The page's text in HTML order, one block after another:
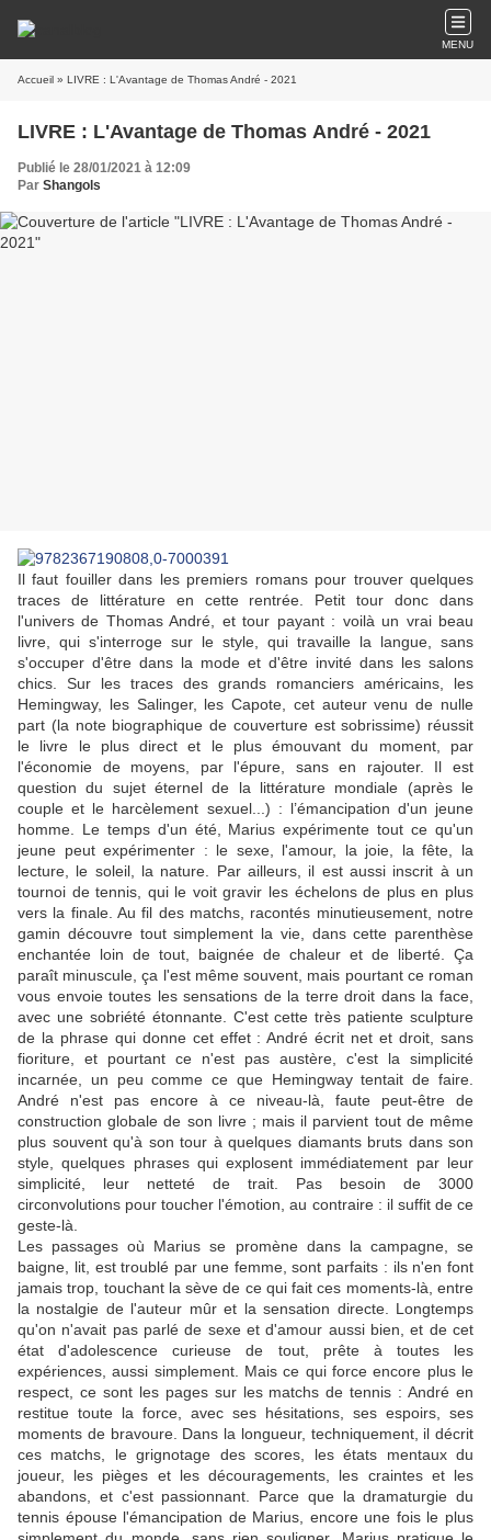
MENU
Accueil » LIVRE : L'Avantage de Thomas André - 2021
LIVRE : L'Avantage de Thomas André - 2021
Publié le 28/01/2021 à 12:09
Par Shangols
Il faut fouiller dans les premiers romans pour trouver quelques
traces de littérature en cette rentrée. Petit tour donc dans
l'univers de Thomas André, et tour payant : voilà un vrai beau
livre, qui s'interroge sur le style, qui travaille la langue, sans
s'occuper d'être dans la mode et d'être invité dans les salons
chics. Sur les traces des grands romanciers américains, les
Hemingway, les Salinger, les Capote, cet auteur venu de nulle
part (la note biographique de couverture est sobrissime) réussit
le livre le plus direct et le plus émouvant du moment, par
l'économie de moyens, par l'épure, sans en rajouter. Il est
question du sujet éternel de la littérature mondiale (après le
couple et le harcèlement sexuel...) : l’émancipation d'un jeune
homme. Le temps d'un été, Marius expérimente tout ce qu'un
jeune peut expérimenter : le sexe, l'amour, la joie, la fête, la
lecture, le soleil, la nature. Par ailleurs, il est aussi inscrit à un
tournoi de tennis, qui le voit gravir les échelons de plus en plus
vers la finale. Au fil des matchs, racontés minutieusement, notre
gamin découvre tout simplement la vie, dans cette parenthèse
enchantée loin de tout, baignée de chaleur et de liberté. Ça
paraît minuscule, ça l'est même souvent, mais pourtant ce roman
vous envoie toutes les sensations de la terre droit dans la face,
avec une sobriété étonnante. C'est cette très patiente sculpture
de la phrase qui donne cet effet : André écrit net et droit, sans
fioriture, et pourtant ce n'est pas austère, c'est la simplicité
incarnée, un peu comme ce que Hemingway tentait de faire.
André n'est pas encore à ce niveau-là, faute peut-être de
construction globale de son livre ; mais il parvient tout de même
plus souvent qu'à son tour à quelques diamants bruts dans son
style, quelques phrases qui explosent immédiatement par leur
simplicité, leur netteté de trait. Pas besoin de 3000
circonvolutions pour toucher l'émotion, au contraire : il suffit de ce
geste-là.
Les passages où Marius se promène dans la campagne, se
baigne, lit, est troublé par une femme, sont parfaits : ils n'en font
jamais trop, touchant la sève de ce qui fait ces moments-là, entre
la nostalgie de l'auteur mûr et la sensation directe. Longtemps
qu'on n'avait pas parlé de sexe et d'amour aussi bien, et de cet
état d'adolescence curieuse de tout, prête à toutes les
expériences, aussi simplement. Mais ce qui force encore plus le
respect, ce sont les pages sur les matchs de tennis : André en
restitue toute la force, avec ses hésitations, ses espoirs, ses
moments de bravoure. Dans la longueur, techniquement, il décrit
ces matchs, le grignotage des scores, les états mentaux du
joueur, les pièges et les découragements, les craintes et les
abandons, et c'est passionnant. Parce que la dramaturgie du
tennis épouse l'émancipation de Marius, encore une fois le plus